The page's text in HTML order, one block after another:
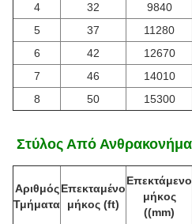
4
32 9840
5
37 11280
6
42 12670
7
46 14010
8
50 15300
Στύλος Από
Αριθμός
Επεκταμένο
Επεκτάμενο
μήκος